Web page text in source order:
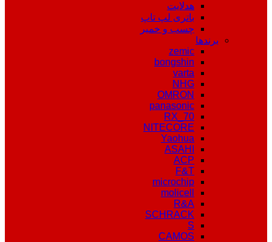
هدلایت
باتری لپ تاپ
چسب و خمیر
برندها
zemic
bongshin
varta
NHG
OMRON
panasonic
RX_70
NITECORE
Yaohua
ASAHI
ACP
F&T
microchip
molicell
R&A
SCHRACK
S
CAMOS